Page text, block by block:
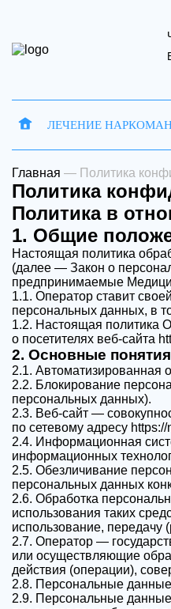
ЛЕЧЕНИЕ
Главная — Политика
Политика
Политика в
1. Общие
Настоящая политика
(далее — Закон о
предпринимаемые
1.1. Оператор ставит
персональных данных, в
1.2. Настоящая политика
о посетителях веб-сайта
2. Основные
2.1. Автоматизированная
2.2. Блокирование
персональных данных).
2.3. Веб-сайт —
по сетевому адресу
2.4. Информационная
информационных
2.5. Обезличивание
персональных данных
2.6. Обработка
использования таких
использование, передачу
2.7. Оператор —
или осуществляющие
действия (операции),
2.8. Персональные
2.9. Персональные
Ваше имя
Ваше имя
Прикрепить